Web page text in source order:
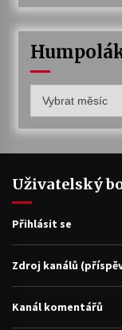
archiv
Uživatelský
Přihlásit se
Zdroj kanálů
Kanál komentářů